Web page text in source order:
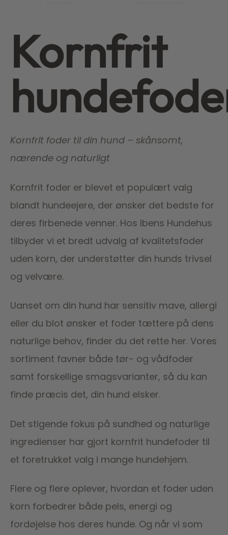
Kornfrit
Kornfrit foder til din hund – skånsomt,
nærende og naturligt
Kornfrit foder er blevet et populært valg
blandt hundeejere, der ønsker det bedste for
deres firbenede venner. Hos Ibens Hundehus
tilbyder vi et bredt udvalg af kvalitetsfoder
uden korn, der understøtter din hunds trivsel
og velvære.
Uanset om din hund har sensitiv mave, allergi
eller du blot ønsker et foder tættere på dens
naturlige behov, finder du det rette her. Vores
sortiment favner både tør- og vådfoder
samt forskellige smagsvarianter, så du kan
finde præcis det, din hund elsker.
Det stigende fokus på sundhed og naturlige
ingredienser har gjort kornfrit hundefoder til
et foretrukket valg i mange hundehjem.
Flere og flere oplever, hvordan et foder uden
korn forbedrer både pels, energi og
fordøjelse hos deres hunde. Og når vi som